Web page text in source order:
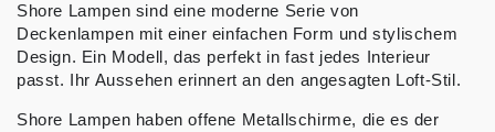
Shore Lampen sind eine moderne Serie von
Deckenlampen mit einer einfachen Form und stylischem
Design. Ein Modell, das perfekt in fast jedes Interieur
passt. Ihr Aussehen erinnert an den angesagten Loft-Stil.
Shore Lampen haben offene Metallschirme, die es der